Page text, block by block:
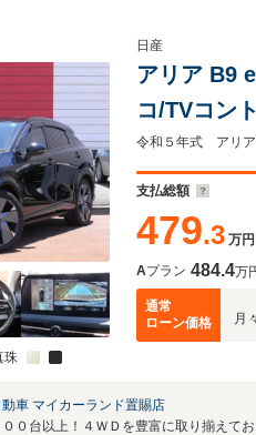
珠
日産
アリア B9
コ/TVコン
ミアム)
支払総額
479.3 万円
Aプラン 484.4万
通常
ローン価格
月
車 マイカーランド置賜店